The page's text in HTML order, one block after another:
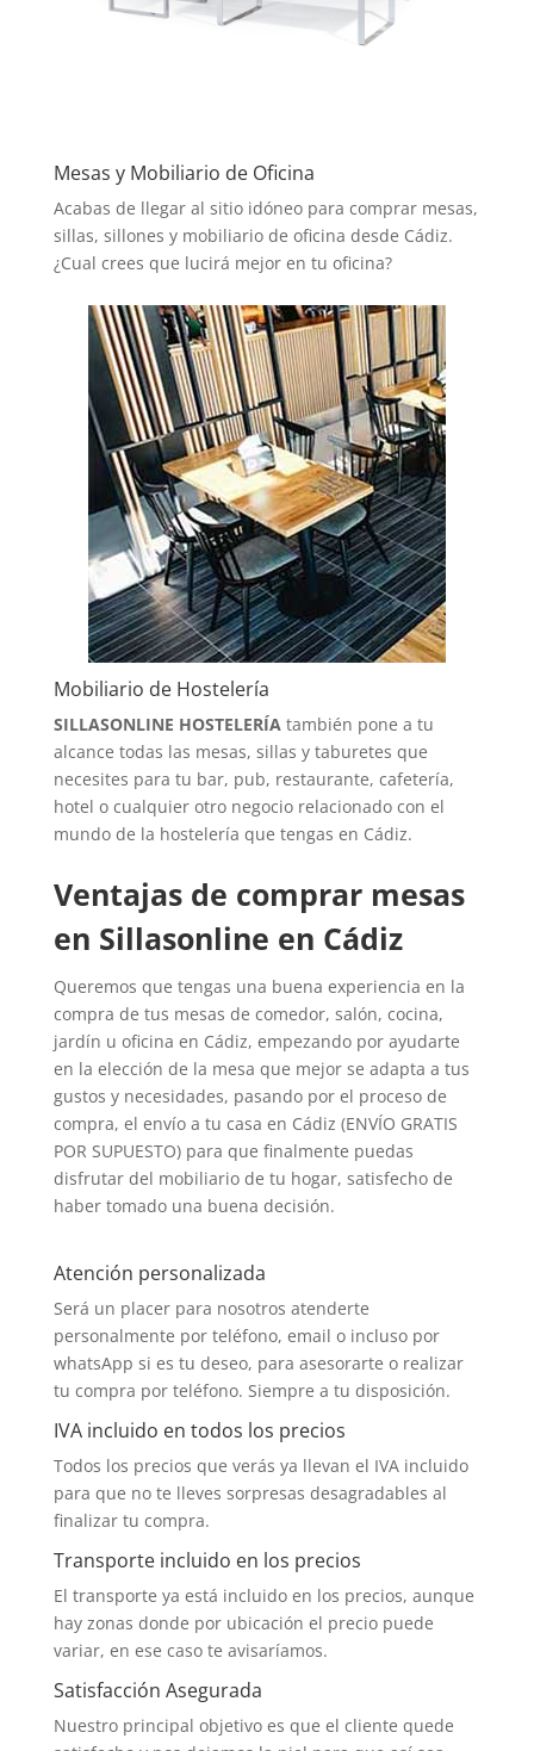
Mesas y Mobiliario de Oficina
Acabas de llegar al sitio idóneo para comprar mesas,
sillas, sillones y mobiliario de oficina desde Cádiz.
¿Cual crees que lucirá mejor en tu oficina?
Mobiliario de Hostelería
SILLASONLINE HOSTELERÍA también pone a tu
alcance todas las mesas, sillas y taburetes que
necesites para tu bar, pub, restaurante, cafetería,
hotel o cualquier otro negocio relacionado con el
mundo de la hostelería que tengas en Cádiz.
Ventajas de comprar mesas
en Sillasonline en Cádiz
Queremos que tengas una buena experiencia en la
compra de tus mesas de comedor, salón, cocina,
jardín u oficina en Cádiz, empezando por ayudarte
en la elección de la mesa que mejor se adapta a tus
gustos y necesidades, pasando por el proceso de
compra, el envío a tu casa en Cádiz (ENVÍO GRATIS
POR SUPUESTO) para que finalmente puedas
disfrutar del mobiliario de tu hogar, satisfecho de
haber tomado una buena decisión.
Atención personalizada
Será un placer para nosotros atenderte
personalmente por teléfono, email o incluso por
whatsApp si es tu deseo, para asesorarte o realizar
tu compra por teléfono. Siempre a tu disposición.
IVA incluido en todos los precios
Todos los precios que verás ya llevan el IVA incluido
para que no te lleves sorpresas desagradables al
finalizar tu compra.
Transporte incluido en los precios
El transporte ya está incluido en los precios, aunque
hay zonas donde por ubicación el precio puede
variar, en ese caso te avisaríamos.
Satisfacción Asegurada
Nuestro principal objetivo es que el cliente quede